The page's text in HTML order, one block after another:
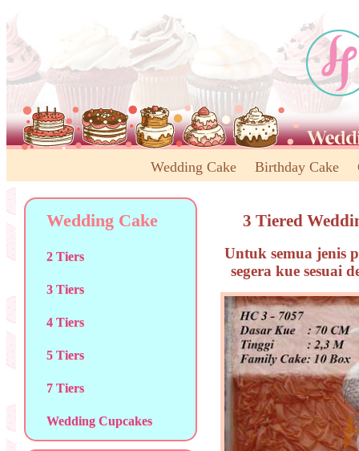
Wedding Cake Birthday Cake
Wedding Cake
2 Tiers
3 Tiers
4 Tiers
5 Tiers
7 Tiers
Wedding Cupcakes
3 Tiered
Untuk semua jenis
segera kue sesuai